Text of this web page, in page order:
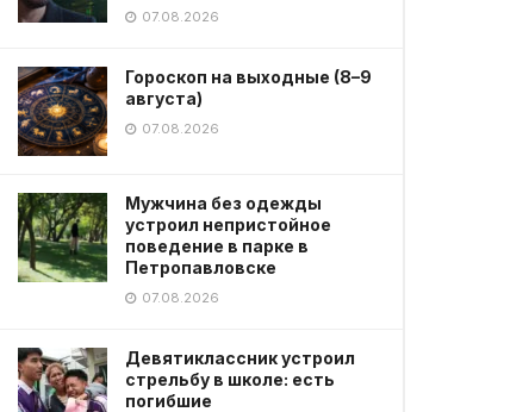
07.08.2026
Гороскоп на выходные (8–9
августа)
07.08.2026
Мужчина без одежды
устроил непристойное
поведение в парке в
Петропавловске
07.08.2026
Девятиклассник устроил
стрельбу в школе: есть
погибшие